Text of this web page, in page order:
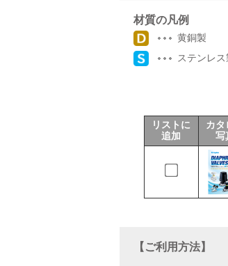
サポート
よくあるご質問(FAQ)・用
Cv値・流量計算ツール
材質の凡例
黄銅製
ステンレス
リストに
追加
カタ
写
【ご利用方法】